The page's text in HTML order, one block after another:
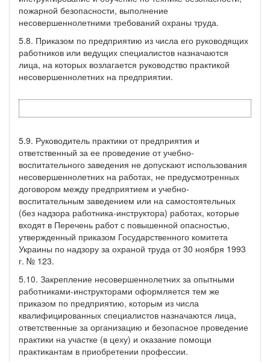
пожарной безопасности, выполнение
несовершеннолетними требований охраны труда.
5.8. Приказом по предприятию из числа его руководящих
работников или ведущих специалистов назначаются
лица, на которых возлагается руководство практикой
несовершеннолетних на предприятии.
5.9. Руководитель практики от предприятия и
ответственный за ее проведение от учебно-
воспитательного заведения не допускают использования
несовершеннолетних на работах, не предусмотренных
договором между предприятием и учебно-
воспитательным заведением или на самостоятельных
(без надзора работника-инструктора) работах, которые
входят в Перечень работ с повышенной опасностью,
утвержденный приказом Государственного комитета
Украины по надзору за охраной труда от 30 ноября 1993
г. № 123.
5.10. Закрепление несовершеннолетних за опытными
работниками-инструкторами оформляется тем же
приказом по предприятию, которым из числа
квалифицированных специалистов назначаются лица,
ответственные за организацию и безопасное проведение
практики на участке (в цеху) и оказание помощи
практикантам в приобретении профессии.